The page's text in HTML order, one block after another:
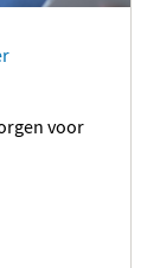
voor